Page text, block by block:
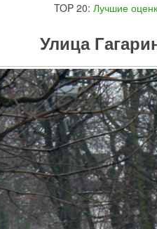
TOP 20: Лучшие
Улица